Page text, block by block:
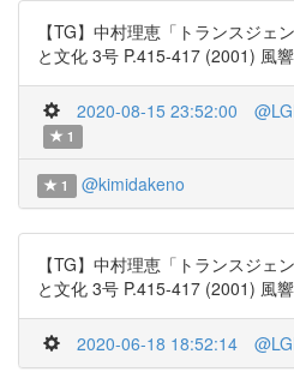
【TG】中村理恵「トランスジェ
と文化 3号 P.415-417 (2001) 風
2020-08-15 23:52:00
1
1 @kimidakeno
【TG】中村理恵「トランスジェ
と文化 3号 P.415-417 (2001) 風
2020-06-18 18:52:14